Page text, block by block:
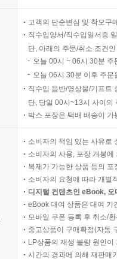
고객의 단순변심 및 착오구
직수입양서/직수입일서중
단, 아래의 주문/취소 조건
오늘 00시 ~ 06시 30분
오늘 06시 30분 이후 주
직수입 음반/영상물/기프트
단, 당일 00시~13시 사이의
박스 포장은 택배 배송이
소비자의 책임 있는 사유로
소비자의 사용, 포장 개봉
복제가 가능한 상품 등의
소비자의 요청에 따라 개별
디지털 컨텐츠인 eBook,
eBook 대여 상품은 대여 기
모바일 쿠폰 등록 후 취소/
중고상품이 구매확정(자동
LP상품의 재생 불량 원인
시간의 경과에 의해 재판매